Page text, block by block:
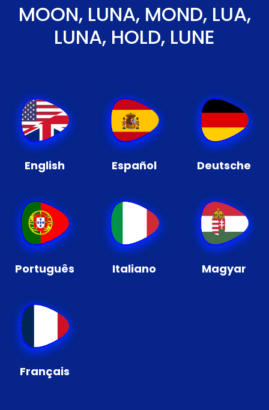
MOON, LUNA, MOND, LUA,
LUNA, HOLD, LUNE
English Español Deutsche
Português Italiano Magyar
Français